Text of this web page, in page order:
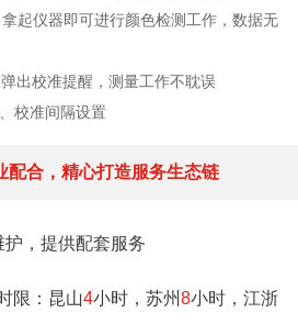
起仪器即可进行颜色检测工作，数据无
出校准提醒，测量工作不耽误
校准间隔设置
配合，精心打造服务生态链
，提供配套服务
限：昆山4小时，苏州8小时，江浙